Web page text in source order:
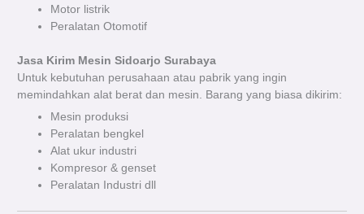
Motor listrik
Peralatan Otomotif
Jasa Kirim Mesin Sidoarjo Surabaya
Untuk kebutuhan perusahaan atau pabrik yang ingin
memindahkan alat berat dan mesin. Barang yang biasa dikirim:
Mesin produksi
Peralatan bengkel
Alat ukur industri
Kompresor & genset
Peralatan Industri dll